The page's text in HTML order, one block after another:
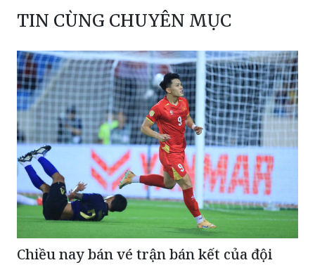
TIN CÙNG CHUYÊN MỤC
Chiều nay bán vé trận bán kết của đội